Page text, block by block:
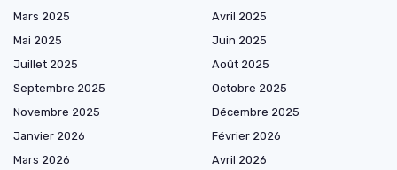
Mars 2025
Avril 2025
Mai 2025
Juin 2025
Juillet 2025
Août 2025
Septembre 2025
Octobre 2025
Novembre 2025
Décembre 2025
Janvier 2026
Février 2026
Mars 2026
Avril 2026